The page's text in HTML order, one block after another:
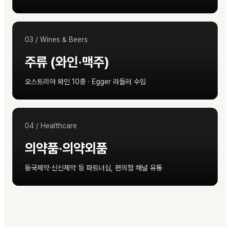
03 / Wines & Beers
주류 (와인·맥주)
오스트리아 와인 10종 · Egger 라들러 수입
04 / Healthcare
의약품·의약외품
동국제약·신신제약 등 파트너십, 편의점 채널 유통